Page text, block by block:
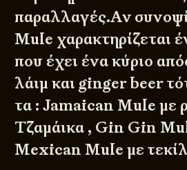
παραλλαγές.Αν
Mule χαρακτηρίζεται
που έχει ένα κύριο
λάιμ και ginger beer
τα : Jamaican Mule με
Τζαμάικα , Gin Gin
Mexican Mule με